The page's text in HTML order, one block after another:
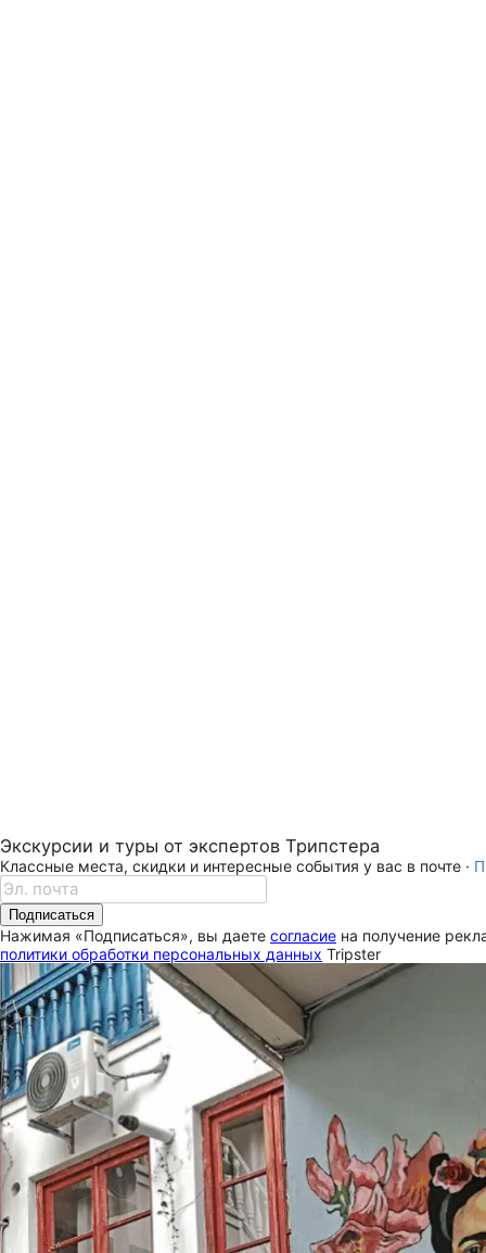
Экскурсии и туры от экспертов Трипстера
Классные места, скидки и интересные события у вас в почте ·
Подписаться
Нажимая «Подписаться», вы даете согласие на получение
политики обработки персональных данных Tripster